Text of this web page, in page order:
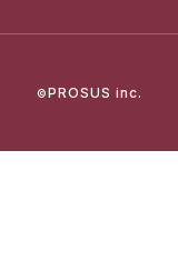
©PROSUS inc.